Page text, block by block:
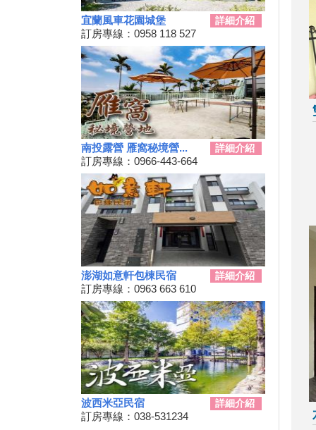
韭菜花季，各地賞花地點一次
看！
台東！「振興震後獎勵旅遊個別
旅客住宿優惠案」補助平日住宿
每晚最高1000元至１１月底
桃園最新地景藝術節，巨大的烏
龜、空中的魚、時光回溯的眷村
生活！
新竹假日觀光巴士2024/09/11日
正式啟動！
2024屏東迎王時間出來啦！迎
王資訊大整理
花蓮觀光亮點專車！只要850元
帶你去旅遊！共有三條路線可供
選擇，快來花蓮渡假吧！
夏夜晚風吹來想找個漂亮的地方
散步嗎?新完工步道已為您開放!
Taiwan PASS台鐵版花蓮振興方
案 2人同行1人免費 7/1開賣
振興花蓮旅遊住宿補助來囉！趕
快來申請吧
盡孝心遊小琉球放鬆之旅活動開
跑啦
2021宜蘭綠色綠色博覽會
龜山島3/1日開島！每天開放
1800名遊客登島、百人攻頂
111
宜蘭風車花園城堡 詳細介紹
訂房專線：0958 118 527
南投露營 雁窩秘境營... 詳細介紹
訂房專線：0966-443-664
澎湖如意軒包棟民宿 詳細介紹
訂房專線：0963 663 610
波西米亞民宿 詳細介紹
訂房專線：038-531234